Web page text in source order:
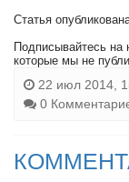
Статья
Подписывайтесь на
которые мы не
22 июл 2014,
0